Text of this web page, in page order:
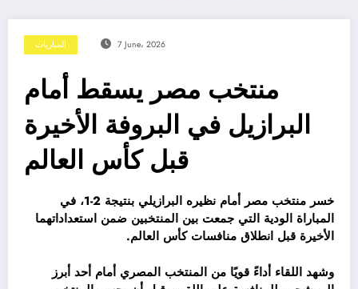
المباريات 7 June، 2026
منتخب مصر يسقط أمام
البرازيل في البروفة الأخيرة
قبل كأس العالم
خسر منتخب مصر أمام نظيره البرازيلي بنتيجة 2-1، في
المباراة الودية التي جمعت بين المنتخبين ضمن استعداداتهما
الأخيرة قبل انطلاق منافسات كأس العالم.
وشهد اللقاء أداءً قويًا من المنتخب المصري أمام أحد أبرز